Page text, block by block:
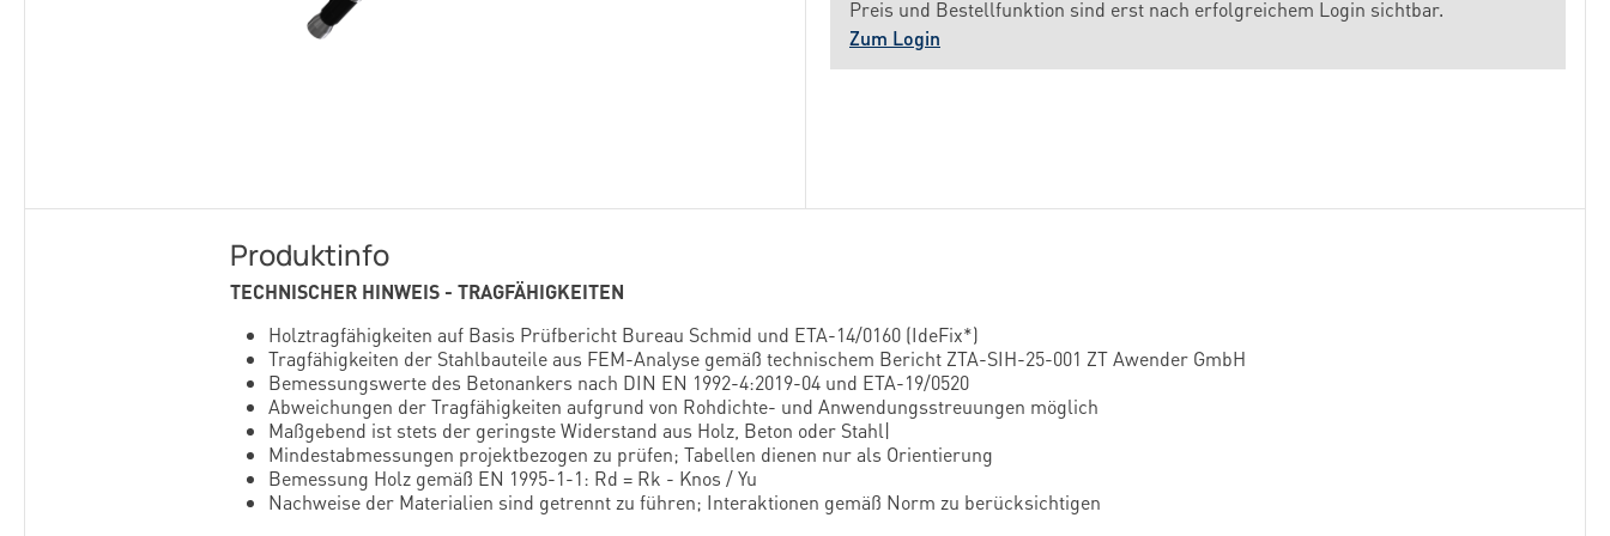
Preis und Bestellfunktion sind erst nach erfolgreichem Login sichtbar.
Zum Login
Produktinfo
TECHNISCHER HINWEIS - TRAGFÄHIGKEITEN
Holztragfähigkeiten auf Basis Prüfbericht Bureau Schmid und ETA-14/0160 (IdeFix*)
Tragfähigkeiten der Stahlbauteile aus FEM-Analyse gemäß technischem Bericht ZTA-SIH-25-001 ZT Awender GmbH
Bemessungswerte des Betonankers nach DIN EN 1992-4:2019-04 und ETA-19/0520
Abweichungen der Tragfähigkeiten aufgrund von Rohdichte- und Anwendungsstreuungen möglich
Maßgebend ist stets der geringste Widerstand aus Holz, Beton oder Stahl|
Mindestabmessungen projektbezogen zu prüfen; Tabellen dienen nur als Orientierung
Bemessung Holz gemäß EN 1995-1-1: Rd = Rk - Knos / Yu
Nachweise der Materialien sind getrennt zu führen; Interaktionen gemäß Norm zu berücksichtigen